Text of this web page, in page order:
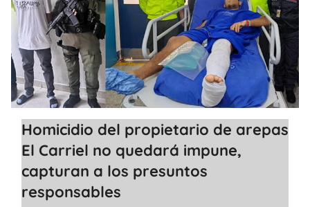
Homicidio del propietario de arepas
El Carriel no quedará impune,
capturan a los presuntos
responsables